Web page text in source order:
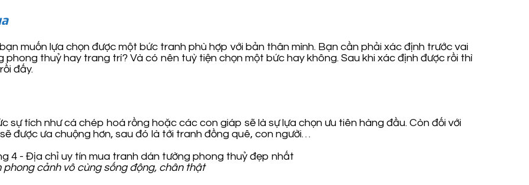
muốn lựa chọn được một bức tranh phù hợp với bản thân mình. Bạn cần phải xác định trước vai
thuỷ hay trang trí? Và có nên tuỳ tiện chọn một bức hay không. Sau khi xác định được rồi thì
đấy.
sự tích như cá chép hoá rồng hoặc các con giáp sẽ là sự lựa chọn ưu tiên hàng đầu. Còn đối với
được ưa chuộng hơn, sau đó là tới tranh đồng quê, con người…
phong cảnh vô cùng sống động, chân thật